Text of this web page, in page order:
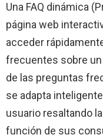
Una FAQ dinámica
página web
acceder
frecuentes sobre
de las preguntas
se adapta
usuario resaltando
función de sus